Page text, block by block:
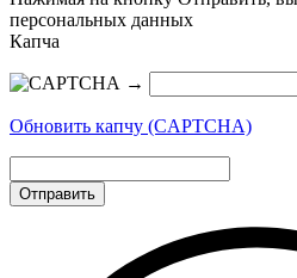
персональных данных
Капча
→
Обновить капчу (CAPTCHA)
Отправить